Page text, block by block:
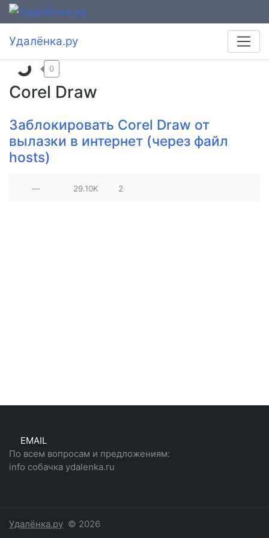
Удалёнка.ру
Corel Draw
0
Заблокировать Corel Draw от
вылазки в интернет (через файл
hosts)
— 29.10K 2
EMAIL
По всем вопросам и предложениям:
info собачка ydalenka.ru
Удалёнка.ру © 2026